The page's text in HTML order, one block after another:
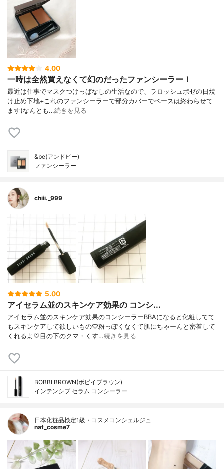
4.00
一時は全然買えなくて幻のだったファンシーラー！
最近は仕事でマスクつけっぱなしの生活なので、ラロッシュポゼの日焼
け止め下地+これのファンシーラーで部分カバーでベースは終わらせて
ます(なんとも…続きを見る
&be(アンドビー)
ファンシーラー
chiii._999
5.00
アイセラム並のスキンケア効果の コンシ...
アイセラム並のスキンケア効果のコンシーラーBBAになると化粧してて
もスキンケアして欲しいもの♡粉っぽくなくて肌にちゃーんと密着して
くれるよ♡目の下のクマ・くす…続きを見る
BOBBI BROWN(ボビイブラウン)
インテンシブ セラム コンシーラー
日本化粧品検定1級・コスメコンシェルジュ
nat_cosme7